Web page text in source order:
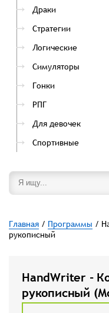
Драки
Стратегии
Логические
Симуляторы
Гонки
РПГ
Для девочек
Спортивные
Главная / Программы /
рукописный
HandWriter -
рукописный